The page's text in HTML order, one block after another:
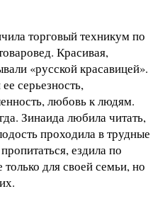
торговый техникум по
Красивая,
«русской красавицей».
серьезность,
любовь к людям.
Зинаида любила читать,
проходила в трудные
ездила по
для своей семьи, но